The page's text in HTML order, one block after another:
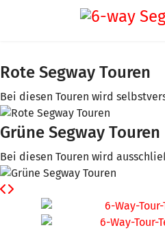
Rote Segway Touren
Bei diesen Touren wird
Grüne Segway Touren
Bei diesen Touren wird